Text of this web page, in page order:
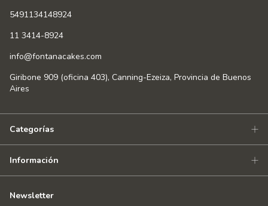
5491134148924
11 3414-8924
info@fontanacakes.com
Giribone 909 (oficina 403), Canning-Ezeiza, Provincia de Buenos
Aires
Categorías
Información
Newsletter